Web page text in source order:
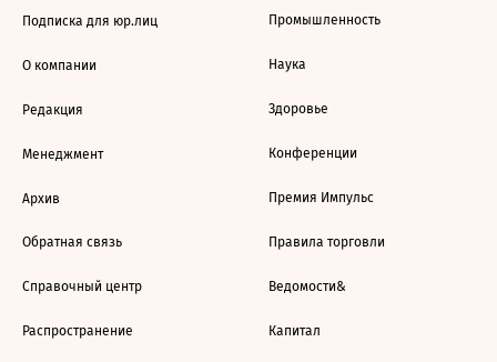
Подписка для юр.лиц
О компании
Редакция
Менеджмент
Архив
Обратная связь
Справочный центр
Распространение
Промышленность
Наука
Здоровье
Конференции
Премия Импульс
Правила торговли
Ведомости&
Капитал